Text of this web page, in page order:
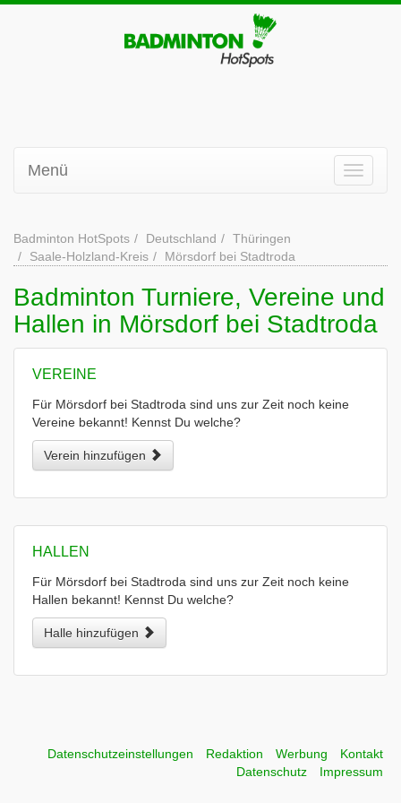
Menü
Badminton HotSpots Deutschland
Thüringen
Saale-Holzland-Kreis
Mörsdorf bei Stadtroda
Badminton Turniere, Vereine und
Hallen in Mörsdorf bei Stadtroda
VEREINE
Für Mörsdorf bei Stadtroda sind uns zur Zeit noch keine
Vereine bekannt! Kennst Du welche?
Verein hinzufügen
HALLEN
Für Mörsdorf bei Stadtroda sind uns zur Zeit noch keine
Hallen bekannt! Kennst Du welche?
Halle hinzufügen
Datenschutzeinstellungen Redaktion Werbung
Kontakt
Datenschutz
Impressum